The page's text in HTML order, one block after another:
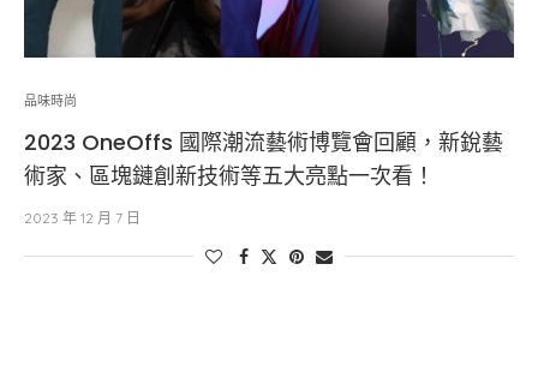
品味時尚
2023 OneOffs 國際潮流藝術博覽會回顧，新銳藝
術家、區塊鏈創新技術等五大亮點一次看！
2023 年 12 月 7 日